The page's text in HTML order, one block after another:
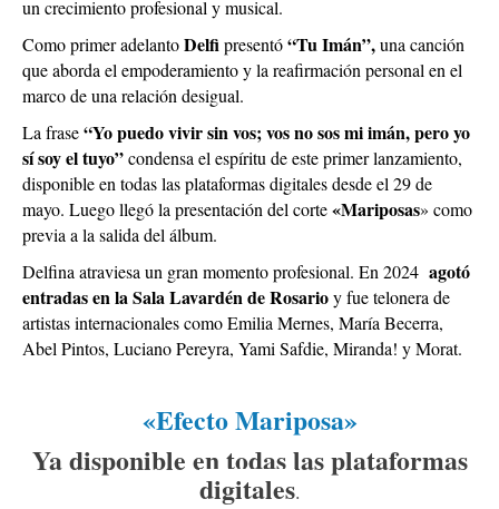
un crecimiento profesional y musical.
Como primer adelantoDelfipresentó“Tu Imán”,una canción
que aborda el empoderamiento y la reafirmación personal en el
marco de una relación desigual.
La frase“Yo puedo vivir sin vos; vos no sos mi imán, pero yo
sí soy el tuyo”condensa el espíritu de este primer lanzamiento,
disponible en todas las plataformas digitales desde el 29 de
mayo. Luego llegó la presentación del corte«Mariposas» como
previa a la salida del álbum.
Delfina atraviesa un gran momento profesional. En 2024 agotó
entradas en la Sala Lavardén de Rosarioy fue telonera de
artistas internacionales como Emilia Mernes, María Becerra,
Abel Pintos, Luciano Pereyra, Yami Safdie, Miranda! y Morat.
«Efecto Mariposa»
Ya disponible en todas las plataformas
digitales.